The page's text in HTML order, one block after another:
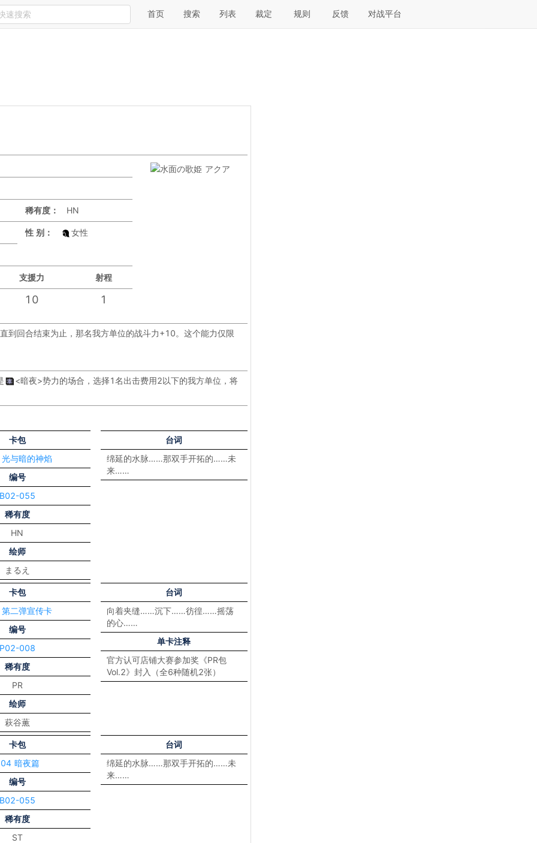
首页 搜索 列表 裁定 规则 反馈 对战平台
稀有度： HN
性 别： 女性
支援力 射程
10 1
到回合结束为止，那名我方单位的战斗力+10。这个能力仅限
<暗夜>势力的场合，选择1名出击费用2以下的我方单位，将
卡包
与暗的神焰
编号
055
稀有度
HN
绘师
まるえ
台词
绵延的水脉……那双手开拓的……未
来……
卡包
二弹宣传卡
编号
008
稀有度
PR
绘师
萩谷薫
台词
向着夹缝……沉下……彷徨……摇荡
的心……
单卡注释
官方认可店铺大赛参加奖《PR包
Vol.2》封入（全6种随机2张）
卡包
暗夜篇
编号
055
稀有度
ST
台词
绵延的水脉……那双手开拓的……未
来……